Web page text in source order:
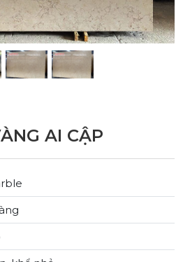
AI CẬP